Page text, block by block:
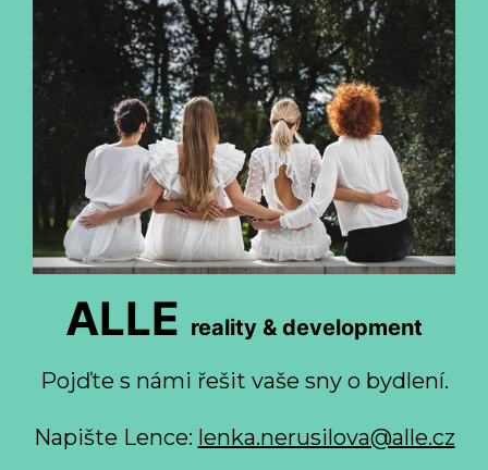
ALLE reality & development
Pojďte s námi řešit vaše sny o bydlení.
Napište Lence: lenka.nerusilova@alle.cz